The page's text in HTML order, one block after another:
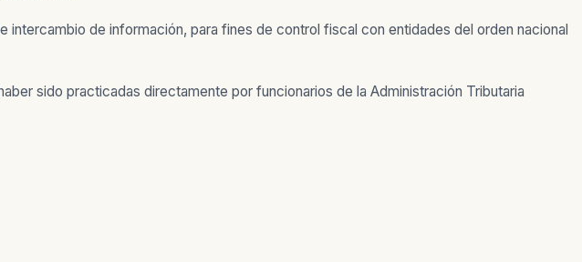
de información, para fines de control fiscal con entidades del orden nacional
sido practicadas directamente por funcionarios de la Administración Tributaria